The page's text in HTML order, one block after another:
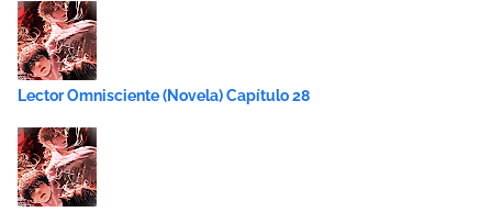
Lector Omnisciente (Novela) Capítulo 28